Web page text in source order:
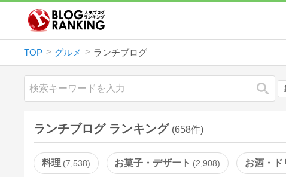
TOP グルメ ランチブログ
検索
ランチブログ ランキング (658件)
料理 7,538 お菓子・デザート 2,908 お酒・ド